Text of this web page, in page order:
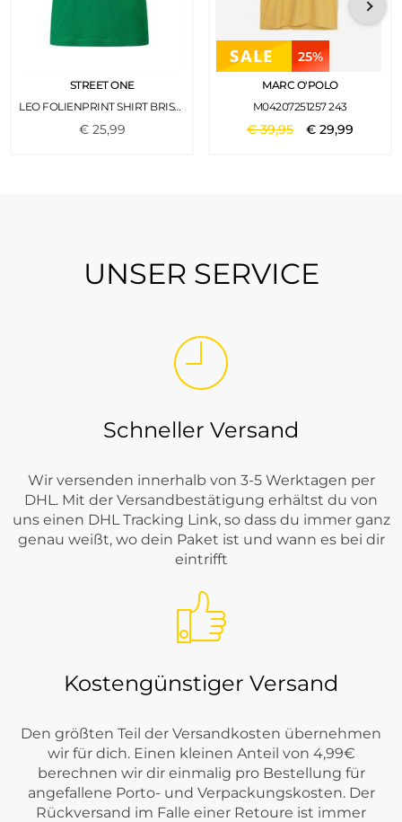
STREET ONE
LEO FOLIENPRINT SHIRT BRISK GREEN
€ 25,99
25%
MARC O'POLO
M04207251257 243
€39,95 € 29,99
UNSER SERVICE
Schneller Versand
Wir versenden innerhalb von 3-5 Werktagen per
DHL. Mit der Versandbestätigung erhältst du von
uns einen DHL Tracking Link, so dass du immer ganz
genau weißt, wo dein Paket ist und wann es bei dir
eintrifft
Kostengünstiger Versand
Den größten Teil der Versandkosten übernehmen
wir für dich. Einen kleinen Anteil von 4,99€
berechnen wir dir einmalig pro Bestellung für
angefallene Porto- und Verpackungskosten. Der
Rückversand im Falle einer Retoure ist immer